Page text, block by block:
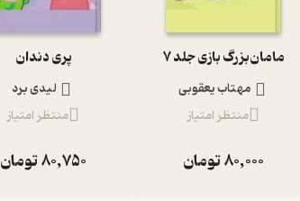
مامان‌بزرگ بازی جلد 7
مهتاب یعقوبی
منتظر امتیاز
80,000تومان
پری دندان
لیدی برد
منتظر امتیاز
80,750تومان